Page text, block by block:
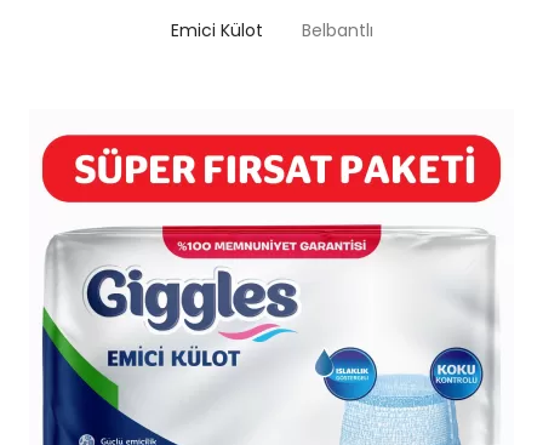
Emici Külot Belbantlı